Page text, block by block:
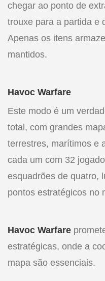
chegar ao ponto de
trouxe para a partida e
Apenas os itens
mantidos.
Havoc Warfare
Este modo é um
total, com grandes
terrestres, marítimos e
cada um com 32
esquadrões de quatro,
pontos estratégicos no
Havoc Warfare
estratégicas, onde a
mapa são essenciais.